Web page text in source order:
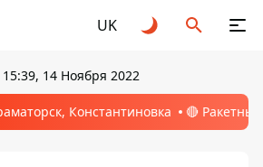
UK
15:39, 14 Ноября 2022
Константиновка 🔴